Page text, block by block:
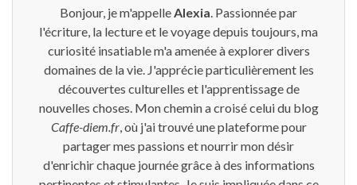
Bonjour, je m'appelleAlexia. Passionnée par
l'écriture, la lecture et le voyage depuis toujours, ma
curiosité insatiable m'a amenée à explorer divers
domaines de la vie. J'apprécie particulièrement les
découvertes culturelles et l'apprentissage de
nouvelles choses. Mon chemin a croisé celui du blog
Caffe-diem.fr, où j'ai trouvé une plateforme pour
partager mes passions et nourrir mon désir
d'enrichir chaque journée grâce à des informations